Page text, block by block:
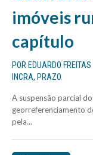
imóveis
capítulo
POR EDUARDO FREITAS
INCRA, PRAZO
A suspensão parcial
georreferenciamento
pela...